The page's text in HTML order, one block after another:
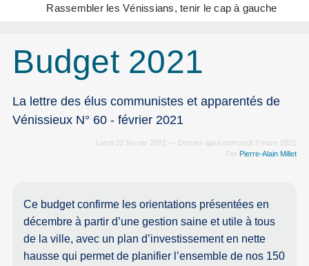
Rassembler les Vénissians, tenir le cap à gauche
Budget 2021
La lettre des élus communistes et apparentés de
Vénissieux N° 60 - février 2021
Lundi 22 février 2021 — Dernier ajout mercredi 3 mars 2021
Par Pierre-Alain Millet
Ce budget confirme les orientations présentées en
décembre à partir d’une gestion saine et utile à tous
de la ville, avec un plan d’investissement en nette
hausse qui permet de planifier l’ensemble de nos 150